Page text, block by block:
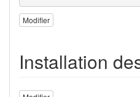
Modifier
Installation